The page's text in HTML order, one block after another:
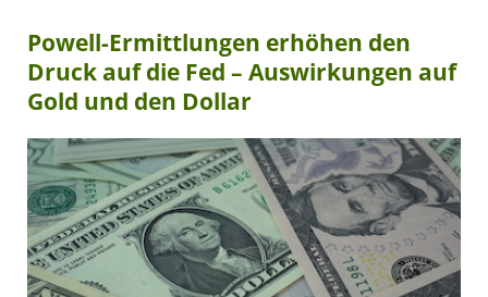
Powell-Ermittlungen erhöhen den
Druck auf die Fed – Auswirkungen auf
Gold und den Dollar